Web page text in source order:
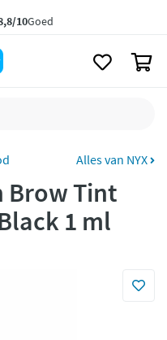
vanaf 35,- *
Alles van NYX
Brow Tint
1 ml